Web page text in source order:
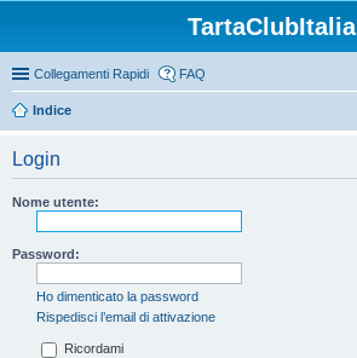
TartaClubItalia
Collegamenti Rapidi FAQ
Indice
Login
Nome utente:
Password:
Ho dimenticato la password
Rispedisci l’email di attivazione
Ricordami